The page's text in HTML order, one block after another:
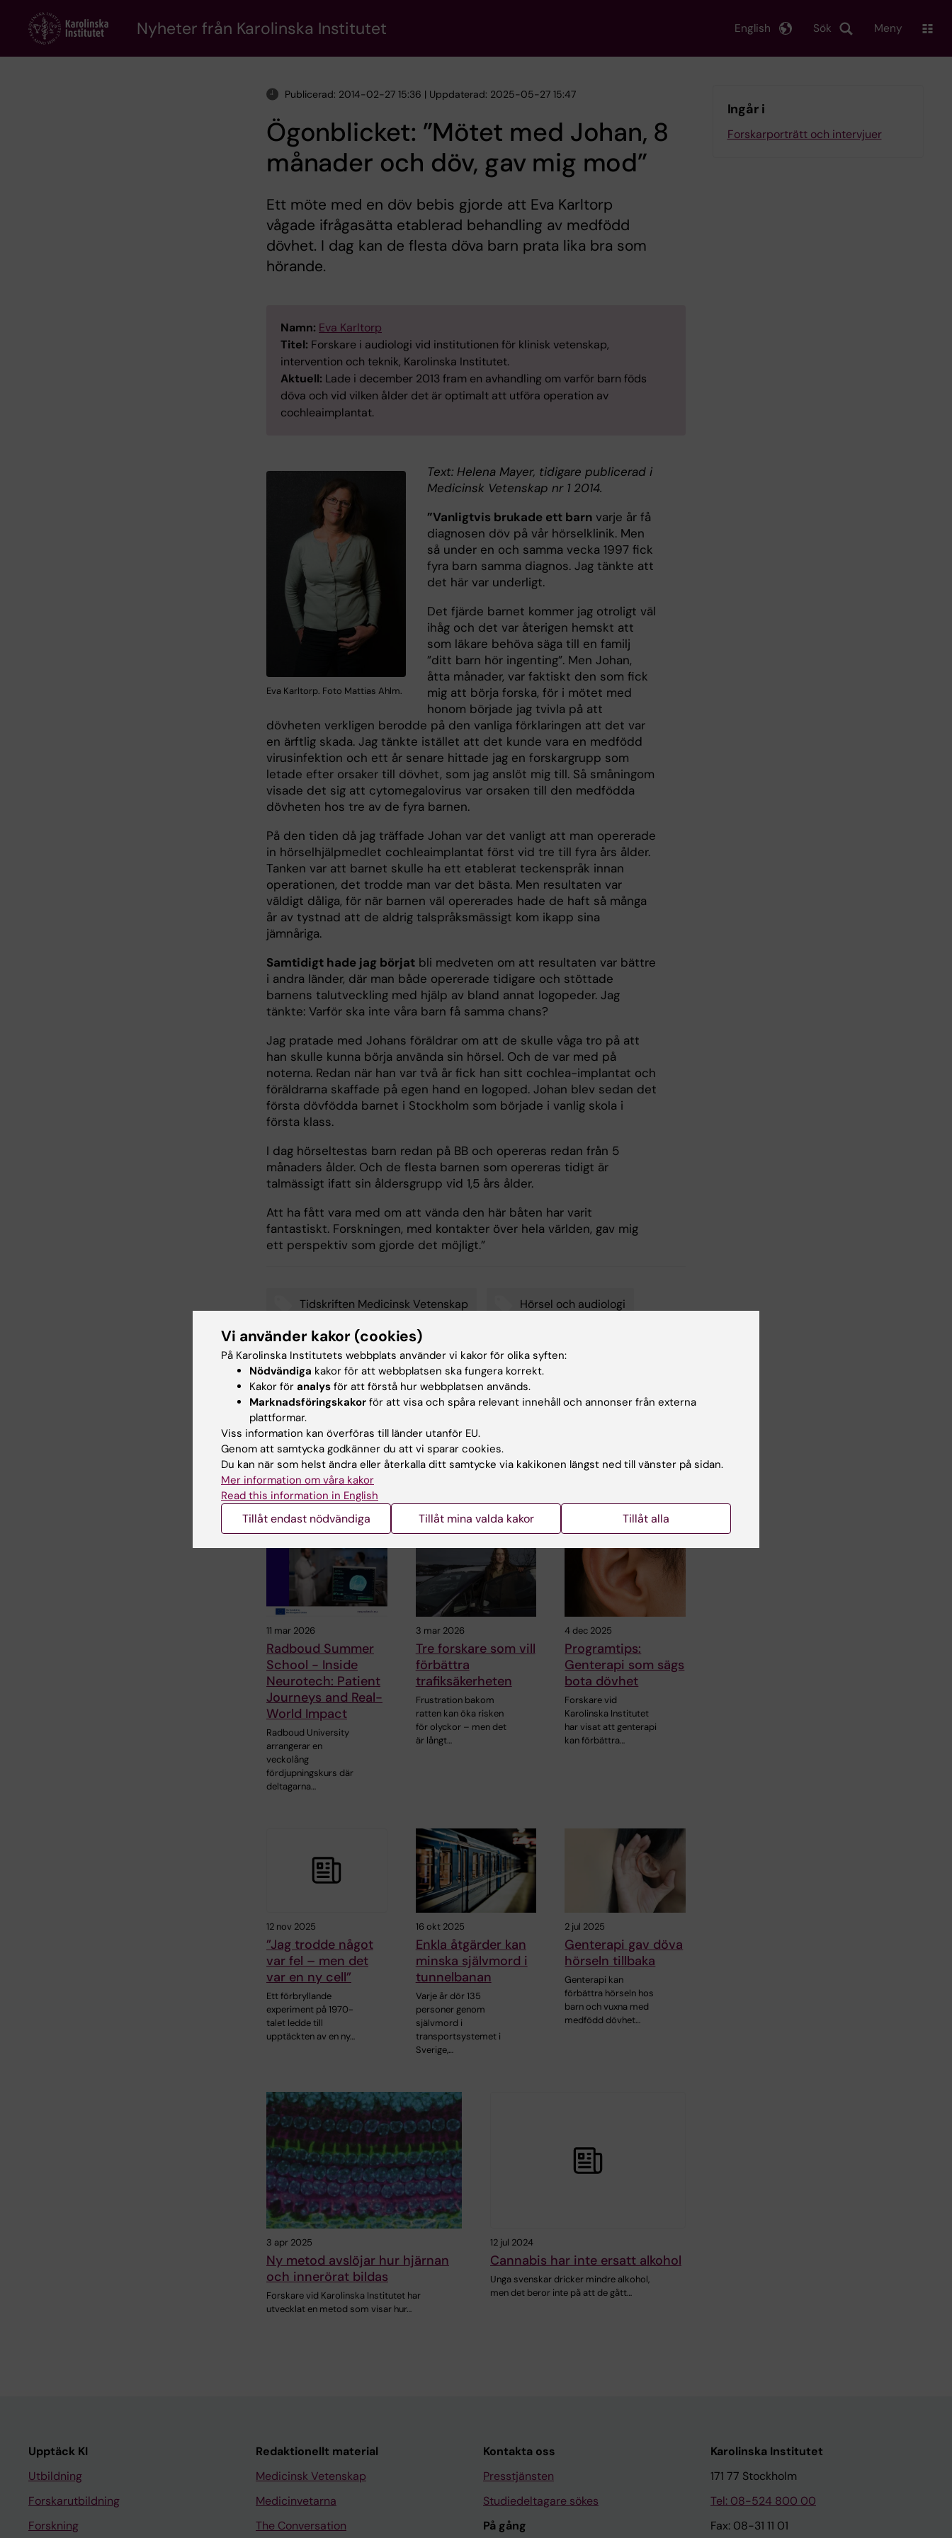
content
Nyheter från Karolinska Institutet Sök
English Meny
Publicerad: 2014-02-27 15:36 | Uppdaterad: 2025-05-27 15:47
Ögonblicket: ”Mötet med Johan, 8
månader och döv, gav mig mod”
Ett möte med en döv bebis gjorde att Eva Karltorp
vågade ifrågasätta etablerad behandling av medfödd
dövhet. I dag kan de flesta döva barn prata lika bra som
hörande.
Namn: Eva Karltorp
Titel: Forskare i audiologi vid institutionen för klinisk vetenskap,
intervention och teknik, Karolinska Institutet.
Aktuell: Lade i december 2013 fram en avhandling om varför barn föds
döva och vid vilken ålder det är optimalt att utföra operation av
cochleaimplantat.
Eva Karltorp. Foto Mattias Ahlm.
Text: Helena Mayer, tidigare publicerad i
Medicinsk Vetenskap nr 1 2014.
”Vanligtvis brukade ett barn varje år få
diagnosen döv på vår hörselklinik. Men
så under en och samma vecka 1997 fick
fyra barn samma diagnos. Jag tänkte att
det här var underligt.
Det fjärde barnet kommer jag otroligt väl
ihåg och det var återigen hemskt att
som läkare behöva säga till en familj
”ditt barn hör ingenting”. Men Johan,
åtta månader, var faktiskt den som fick
mig att börja forska, för i mötet med
honom började jag tvivla på att
dövheten verkligen berodde på den vanliga förklaringen att det var
en ärftlig skada. Jag tänkte istället att det kunde vara en medfödd
virusinfektion och ett år senare hittade jag en forskargrupp som
letade efter orsaker till dövhet, som jag anslöt mig till. Så småningom
visade det sig att cytomegalovirus var orsaken till den medfödda
dövheten hos tre av de fyra barnen.
På den tiden då jag träffade Johan var det vanligt att man opererade
in hörselhjälpmedlet cochleaimplantat först vid tre till fyra års ålder.
Tanken var att barnet skulle ha ett etablerat teckenspråk innan
operationen, det trodde man var det bästa. Men resultaten var
väldigt dåliga, för när barnen väl opererades hade de haft så många
år av tystnad att de aldrig talspråksmässigt kom ikapp sina
jämnåriga.
Samtidigt hade jag börjat bli medveten om att resultaten var bättre
i andra länder, där man både opererade tidigare och stöttade
barnens talutveckling med hjälp av bland annat logopeder. Jag
tänkte: Varför ska inte våra barn få samma chans?
Jag pratade med Johans föräldrar om att de skulle våga tro på att
han skulle kunna börja använda sin hörsel. Och de var med på
noterna. Redan när han var två år fick han sitt cochlea-implantat och
föräldrarna skaffade på egen hand en logoped. Johan blev sedan det
första dövfödda barnet i Stockholm som började i vanlig skola i
första klass.
I dag hörseltestas barn redan på BB och opereras redan från 5
månaders ålder. Och de flesta barnen som opereras tidigt är
talmässigt ifatt sin åldersgrupp vid 1,5 års ålder.
Att ha fått vara med om att vända den här båten har varit
fantastiskt. Forskningen, med kontakter över hela världen, gav mig
ett perspektiv som gjorde det möjligt.”
Tags
Tidskriften Medicinsk Vetenskap Hörsel och audiologi
Uppdaterad av:
Katarina Sternudd 2025-05-27
Dela
Relaterade artiklar
11 mar 2026
Radboud Summer
School - Inside
Neurotech: Patient
Journeys and Real-
World Impact
Radboud University
arrangerar en
veckolång
fördjupningskurs där
deltagarna…
3 mar 2026
Tre forskare som vill
förbättra
trafiksäkerheten
Frustration bakom
ratten kan öka risken
för olyckor – men det
är långt…
4 dec 2025
Programtips:
Genterapi som sägs
bota dövhet
Forskare vid
Karolinska Institutet
har visat att genterapi
kan förbättra…
12 nov 2025
”Jag trodde något
var fel – men det
var en ny cell”
Ett förbryllande
experiment på 1970-
talet ledde till
upptäckten av en ny…
16 okt 2025
Enkla åtgärder kan
minska självmord i
tunnelbanan
Varje år dör 135
personer genom
självmord i
transportsystemet i
Sverige,…
2 jul 2025
Genterapi gav döva
hörseln tillbaka
Genterapi kan
förbättra hörseln hos
barn och vuxna med
medfödd dövhet…
3 apr 2025
Ny metod avslöjar hur hjärnan
och innerörat bildas
Forskare vid Karolinska Institutet har
utvecklat en metod som visar hur…
12 jul 2024
Cannabis har inte ersatt alkohol
Unga svenskar dricker mindre alkohol,
men det beror inte på att de gått…
Ingår i
Forskarporträtt och intervjuer
Upptäck KI
Utbildning
Forskarutbildning
Forskning
Redaktionellt material
Medicinsk Vetenskap
Medicinvetarna
The Conversation
Kontakta oss
Presstjänsten
Studiedeltagare sökes
På gång
Karolinska Institutet
171 77 Stockholm
Tel: 08-524 800 00
Fax: 08-31 11 01
Vi använder kakor (cookies)
På Karolinska Institutets webbplats använder vi kakor för olika syften:
Nödvändiga kakor för att webbplatsen ska fungera korrekt.
Kakor för analys för att förstå hur webbplatsen används.
Marknadsföringskakor för att visa och spåra relevant innehåll och annonser från externa
plattformar.
Viss information kan överföras till länder utanför EU.
Genom att samtycka godkänner du att vi sparar cookies.
Du kan när som helst ändra eller återkalla ditt samtycke via kakikonen längst ned till vänster på sidan.
Mer information om våra kakor
Read this information in English
Tillåt endast nödvändiga Tillåt mina valda kakor Tillåt alla